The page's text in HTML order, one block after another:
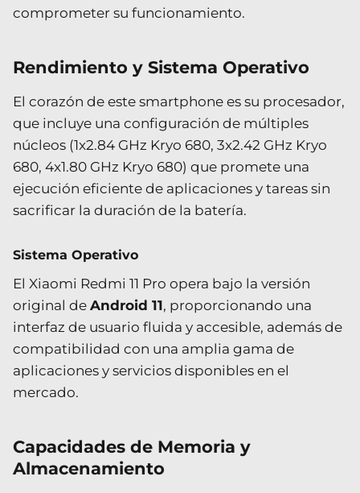
comprometer su funcionamiento.
Rendimiento y Sistema Operativo
El corazón de este smartphone es su procesador,
que incluye una configuración de múltiples
núcleos (1x2.84 GHz Kryo 680, 3x2.42 GHz Kryo
680, 4x1.80 GHz Kryo 680) que promete una
ejecución eficiente de aplicaciones y tareas sin
sacrificar la duración de la batería.
Sistema Operativo
El Xiaomi Redmi 11 Pro opera bajo la versión
original de Android 11, proporcionando una
interfaz de usuario fluida y accesible, además de
compatibilidad con una amplia gama de
aplicaciones y servicios disponibles en el
mercado.
Capacidades de Memoria y
Almacenamiento